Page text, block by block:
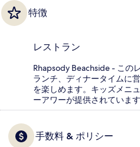
特徴
レストラン
Rhapsody Beachside - この
ランチ、ディナータイムに
を楽しめます。キッズメニ
ーアワーが提供されていま
手数料 & ポリシー